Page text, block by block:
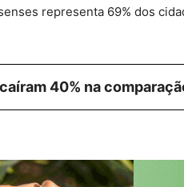
representa 69% dos
40% na